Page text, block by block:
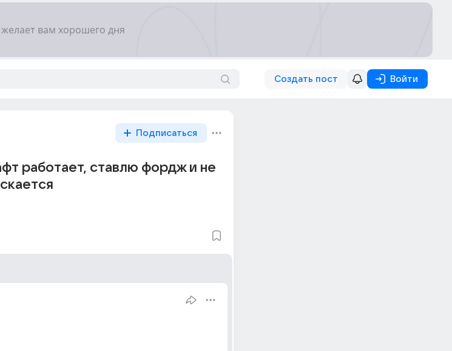
Создать пост Войти
Подписаться
работает, ставлю фордж и не